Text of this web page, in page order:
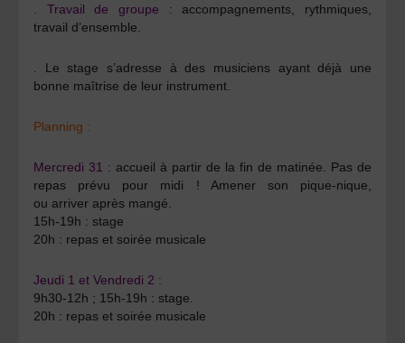
. Travail de groupe :
accompagnements, rythmiques,
travail d’ensemble.
. Le stage s’adresse à des musiciens ayant déjà une
bonne maîtrise de leur instrument.
Planning :
Mercredi 31 : accueil à partir de la fin de matinée. Pas de
repas prévu pour midi ! Amener son pique-nique,
ou arriver après mangé.
15h-19h : stage
20h : repas et soirée musicale
Jeudi 1 et Vendredi 2 :
9h30-12h ; 15h-19h : stage.
20h : repas et soirée musicale